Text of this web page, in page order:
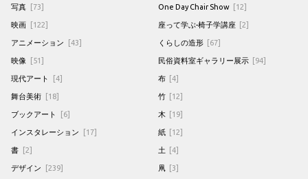
写真 [73]
映画 [122]
アニメーション [43]
映像 [51]
現代アート [4]
舞台美術 [18]
ブックアート [6]
インスタレーション [17]
書 [2]
デザイン [239]
One Day Chair Show [12]
座って学ぶ-椅子学講座 [2]
くらしの造形 [67]
民俗資料室ギャラリー展示 [94]
布 [4]
竹 [12]
木 [19]
紙 [12]
土 [4]
凧 [3]